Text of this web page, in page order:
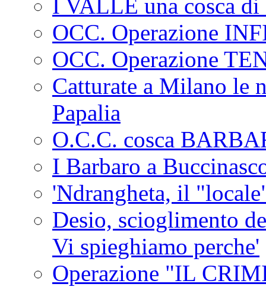
I VALLE una cosca
OCC. Operazione
OCC. Operazione
Catturate a Milano le
Papalia
O.C.C. cosca
I Barbaro a
'Ndrangheta, il
Desio, scioglimento
Vi spieghiamo perche'
Operazione "IL